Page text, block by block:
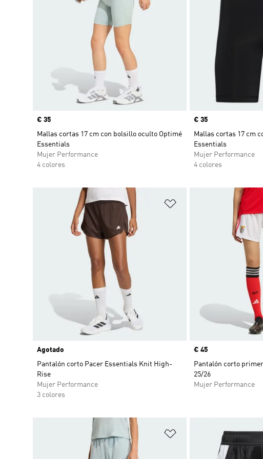
Precio
€ 35
Mallas cortas 17 cm con bolsillo oculto Optimé
Essentials
Mujer Performance
4 colores
Precio
€ 35
Mallas cortas 17 cm
Essentials
Mujer Performance
4 colores
Añadir a la lista de
Agotado
Pantalón corto Pacer Essentials Knit High-
Rise
Mujer Performance
3 colores
Precio
€ 45
Pantalón corto
25/26
Mujer Performance
Añadir a la lista de